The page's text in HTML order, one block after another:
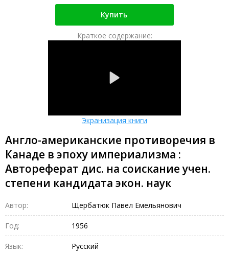
Купить
Краткое содержание:
Экранизация книги
Англо-американские противоречия в
Канаде в эпоху империализма :
Автореферат дис. на соискание учен.
степени кандидата экон. наук
Автор: Щербатюк Павел Емельянович
Год: 1956
Язык: Русский